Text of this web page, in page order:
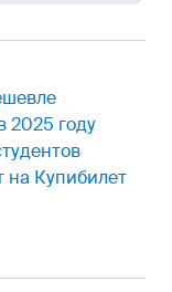
2025 году
на Купибилет